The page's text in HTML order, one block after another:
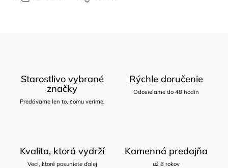
Starostlivo vybrané
značky
Predávame len to, čomu veríme.
Rýchle doručenie
Odosielame do 48 hodín
Kvalita, ktorá vydrží
Veci, ktoré posuniete ďalej
Kamenná predajňa
už 8 rokov